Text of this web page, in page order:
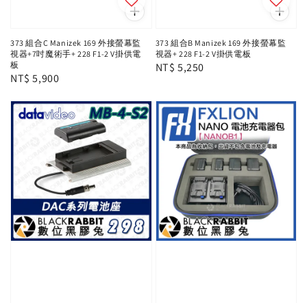
373 組合C Manizek 169 外接螢幕監
視器+7吋魔術手+ 228 F1-2 V掛供電
板
Regular
NT$ 5,900
373 組合B Manizek 169 外接螢幕監
視器+ 228 F1-2 V掛供電板
Regular
NT$ 5,250